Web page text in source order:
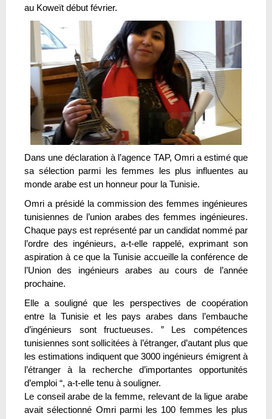
au Koweït début février.
Dans une déclaration à l’agence TAP, Omri a estimé que
sa sélection parmi les femmes les plus influentes au
monde arabe est un honneur pour la Tunisie.
Omri a présidé la commission des femmes ingénieures
tunisiennes de l’union arabes des femmes ingénieures.
Chaque pays est représenté par un candidat nommé par
l’ordre des ingénieurs, a-t-elle rappelé, exprimant son
aspiration à ce que la Tunisie accueille la conférence de
l’Union des ingénieurs arabes au cours de l’année
prochaine.
Elle a souligné que les perspectives de coopération
entre la Tunisie et les pays arabes dans l’embauche
d’ingénieurs sont fructueuses. ” Les compétences
tunisiennes sont sollicitées à l’étranger, d’autant plus que
les estimations indiquent que 3000 ingénieurs émigrent à
l’étranger à la recherche d’importantes opportunités
d’emploi “, a-t-elle tenu à souligner.
Le conseil arabe de la femme, relevant de la ligue arabe
avait sélectionné Omri parmi les 100 femmes les plus